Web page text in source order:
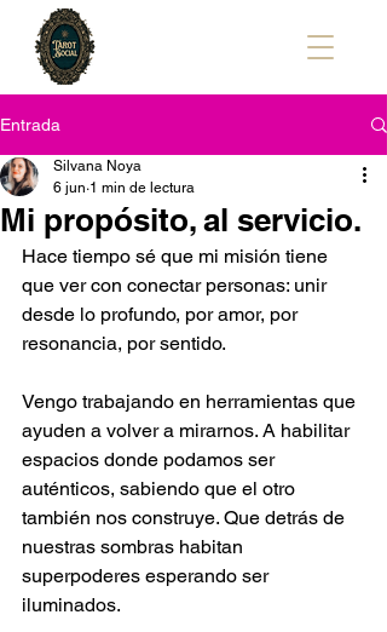
Entrada
Mi propósito, al servicio.
Silvana Noya
6 jun 1 min de lectura
Hace tiempo sé que mi misión tiene
que ver con conectar personas: unir
desde lo profundo, por amor, por
resonancia, por sentido.
Vengo trabajando en herramientas que
ayuden a volver a mirarnos. A habilitar
espacios donde podamos ser
auténticos, sabiendo que el otro
también nos construye. Que detrás de
nuestras sombras habitan
superpoderes esperando ser
iluminados.